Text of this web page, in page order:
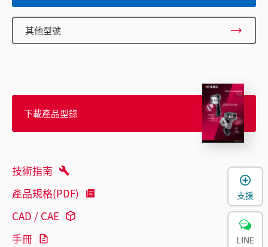
其他型號
下載產品型錄
技術指南
產品規格(PDF)
CAD / CAE
手冊
支援
LINE